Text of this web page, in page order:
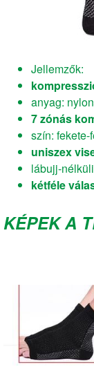
Jellemzők:
anyag:
7 zónás
szín: fekete-
uniszex
lábujj-
kétféle
KÉPEK A